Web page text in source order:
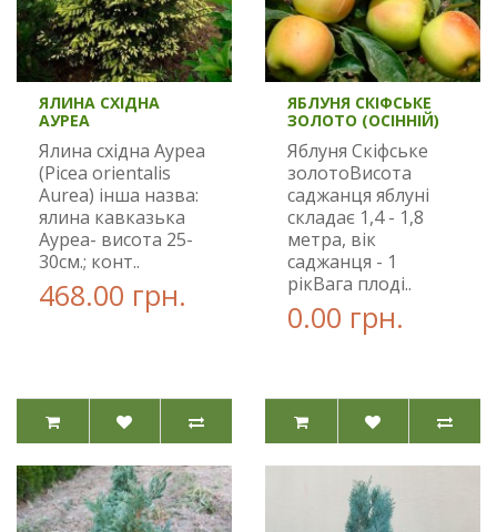
ЯЛИНА СХІДНА
АУРЕА
Ялина східна Ауреа
(Picea orientalis
Aurea) інша назва:
ялина кавказька
Ауреа- висота 25-
30см.; конт..
468.00 грн.
ЯБЛУНЯ СКІФСЬКЕ
ЗОЛОТО (ОСІННІЙ)
Яблуня Скіфське
золотоВисота
саджанця яблуні
складає 1,4 - 1,8
метра, вік
саджанця - 1
рікВага плоді..
0.00 грн.